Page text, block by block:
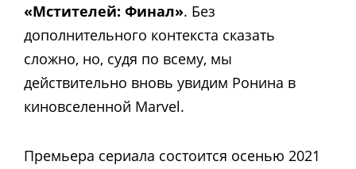
«Мстителей: Финал». Без
дополнительного контекста сказать
сложно, но, судя по всему, мы
действительно вновь увидим Ронина в
киновселенной Marvel.
Премьера сериала состоится осенью 2021